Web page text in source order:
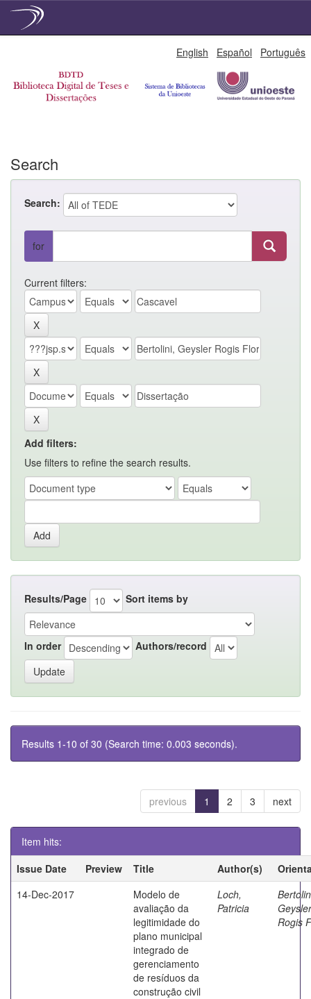
English Español Português
Search
Search:
for
Current filters:
Add filters:
Use filters to refine the search results.
Results/Page Sort items by
In order Authors/record
Results 1-10 of 30 (Search time: 0.003 seconds).
previous 1 2 3 next
Item hits:
Issue Date
Preview Title Author(s)
14-Dec-2017
Modelo de
avaliação da
legitimidade do
plano municipal
integrado de
gerenciamento
de resíduos da
construção civil
Loch,
Patricia
Geysler
Rogis